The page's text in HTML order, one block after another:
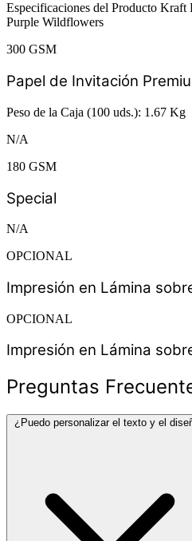
Especificaciones del Producto
Purple Wildflowers
300 GSM
Papel de Invitación
Peso de la Caja (100 uds.): 1.67 Kg
N/A
180 GSM
Special
N/A
OPCIONAL
Impresión en Lámina
OPCIONAL
Impresión en Lámina
Preguntas
¿Puedo personalizar el texto y el